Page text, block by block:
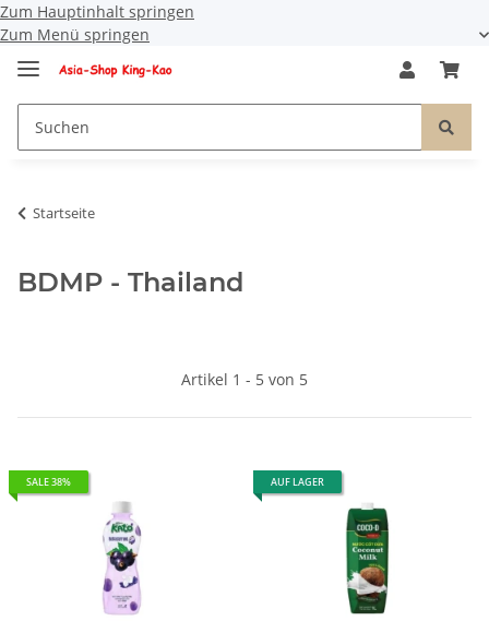
Zum Hauptinhalt springen
Zum Menü springen
Startseite
BDMP - Thailand
Artikel 1 - 5 von 5
SALE 38% AUF LAGER